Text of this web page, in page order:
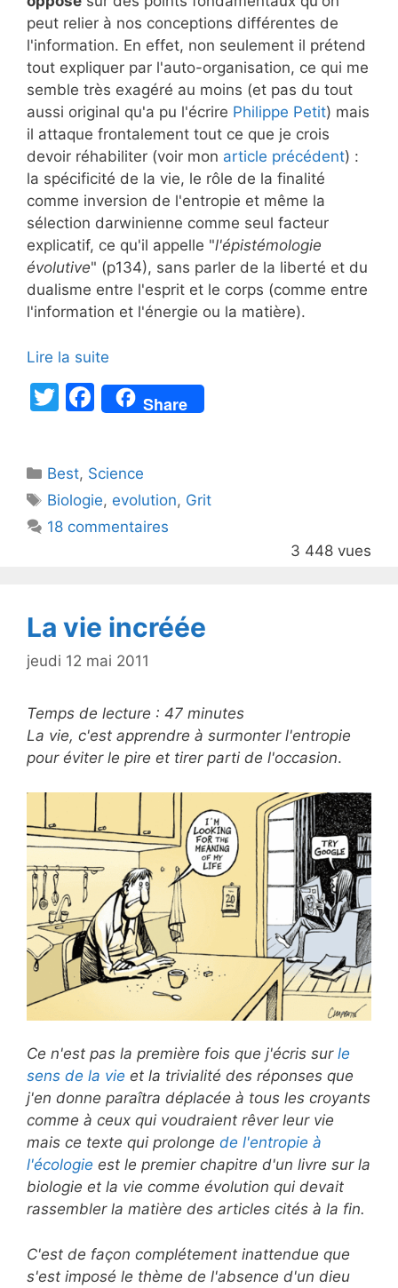
peut relier à nos conceptions différentes de
l'information. En effet, non seulement il prétend
tout expliquer par l'auto-organisation, ce qui me
semble très exagéré au moins (et pas du tout
aussi original qu'a pu l'écrire Philippe Petit) mais
il attaque frontalement tout ce que je crois
devoir réhabiliter (voir mon article précédent) :
la spécificité de la vie, le rôle de la finalité
comme inversion de l'entropie et même la
sélection darwinienne comme seul facteur
explicatif, ce qu'il appelle "l'épistémologie
évolutive" (p134), sans parler de la liberté et du
dualisme entre l'esprit et le corps (comme entre
l'information et l'énergie ou la matière).
Lire la suite
T
er
F
a
e
b
o
Share
Catégories
Best, Science
Étiquettes
Biologie, evolution, Grit
18 commentaires
3 448 vues
La vie incréée
jeudi 12 mai 2011
Temps de lecture : 47 minutes
La vie, c'est apprendre à surmonter l'entropie
pour éviter le pire et tirer parti de l'occasion.
Ce n'est pas la première fois que j'écris sur le
sens de la vie et la trivialité des réponses que
j'en donne paraîtra déplacée à tous les croyants
comme à ceux qui voudraient rêver leur vie
mais ce texte qui prolonge de l'entropie à
l'écologie est le premier chapitre d'un livre sur la
biologie et la vie comme évolution qui devait
rassembler la matière des articles cités à la fin.
C'est de façon complétement inattendue que
s'est imposé le thème de l'absence d'un dieu